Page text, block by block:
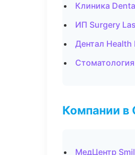
Клиника
ИП Surgery
Дентал
Компании в
МедЦентр